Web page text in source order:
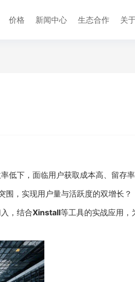
价格 新闻中心 生态合作 关
低下，面临用户获取成本高、留存
围，实现用户量与活跃度的双增长？
，结合Xinstall等工具的实战应用，